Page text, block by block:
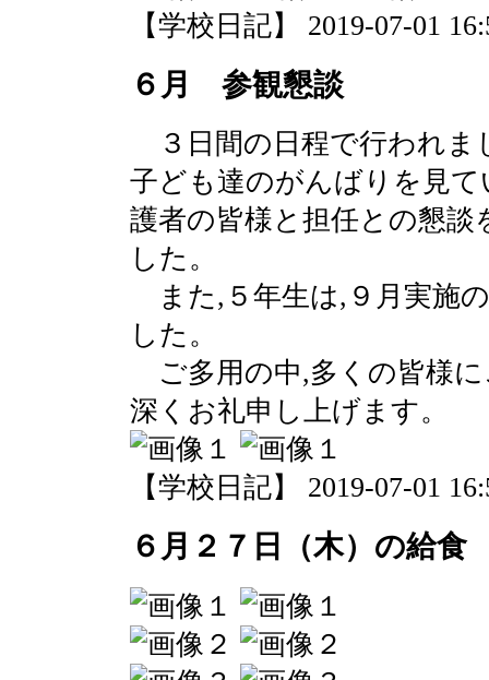
【学校日記】 2019-07-01
６月 参観懇談
３日間の日程で行われま
子ども達のがんばりを見
護者の皆様と担任との懇
した。
また,５年生は,９月実施
した。
ご多用の中,多くの皆様
深くお礼申し上げます。
【学校日記】 2019-07-01
６月２７日（木）の給食